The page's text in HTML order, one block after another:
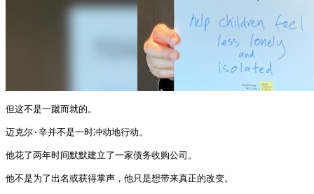
但这不是一蹴而就的。
迈克尔·辛并不是一时冲动地行动。
他花了两年时间默默建立了一家债务收购公司。
他不是为了出名或获得掌声，他只是想带来真正的改变。